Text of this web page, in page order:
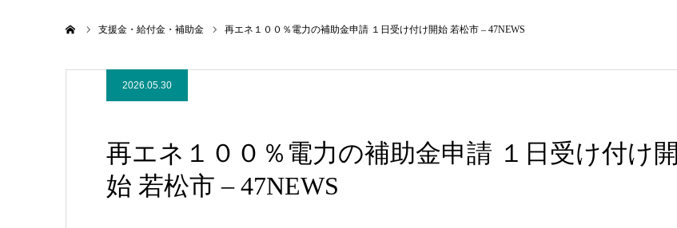
支援金・給付金・補助金 再エネ１００％電力の補助金申請 １日受け付け開始 若松市 – 47NEWS
2026.05.30
再エネ１００％電力の補助金申請 １日受け付け開
始 若松市 – 47NEWS